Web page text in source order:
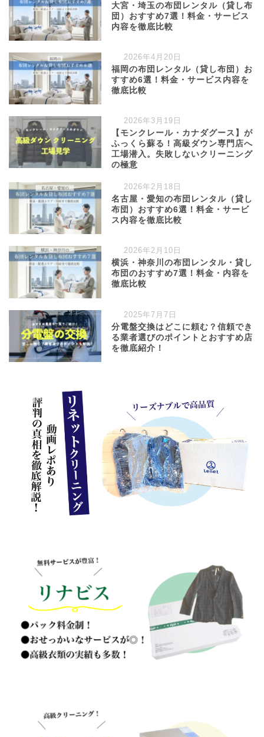
大宮・埼玉の布団レンタル（貸し布
団）おすすめ7選！料金・サービス
内容を徹底比較
2026年4月20日
福岡の布団レンタル（貸し布団）お
すすめ6選！料金・サービス内容を
徹底比較
2026年3月19日
【モンクレール・カナダグース】が
ふっくら蘇る！高級ダウン専門店へ
工場潜入。失敗しないクリーニング
の極意
2026年2月18日
名古屋・愛知の布団レンタル（貸し
布団）おすすめ6選！料金・サービ
ス内容を徹底比較
2026年2月10日
横浜・神奈川の布団レンタル・貸し
布団のおすすめ7選！料金・内容を
徹底比較
2025年7月7日
分電盤交換はどこに頼む？信頼でき
る業者選びのポイントとおすすめ店
を徹底紹介！